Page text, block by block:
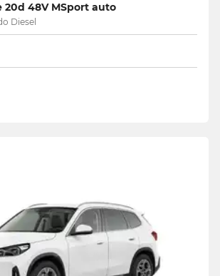
20d 48V MSport auto
Diesel